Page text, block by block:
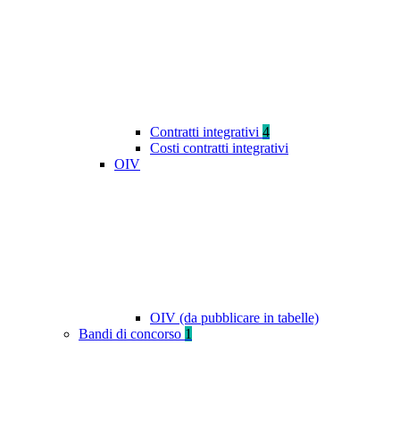
Contratti integrativi 4
Costi contratti integrativi
OIV
OIV (da pubblicare in tabelle)
Bandi di concorso 1